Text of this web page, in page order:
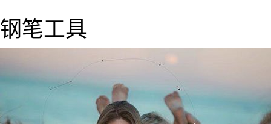
钢笔工具